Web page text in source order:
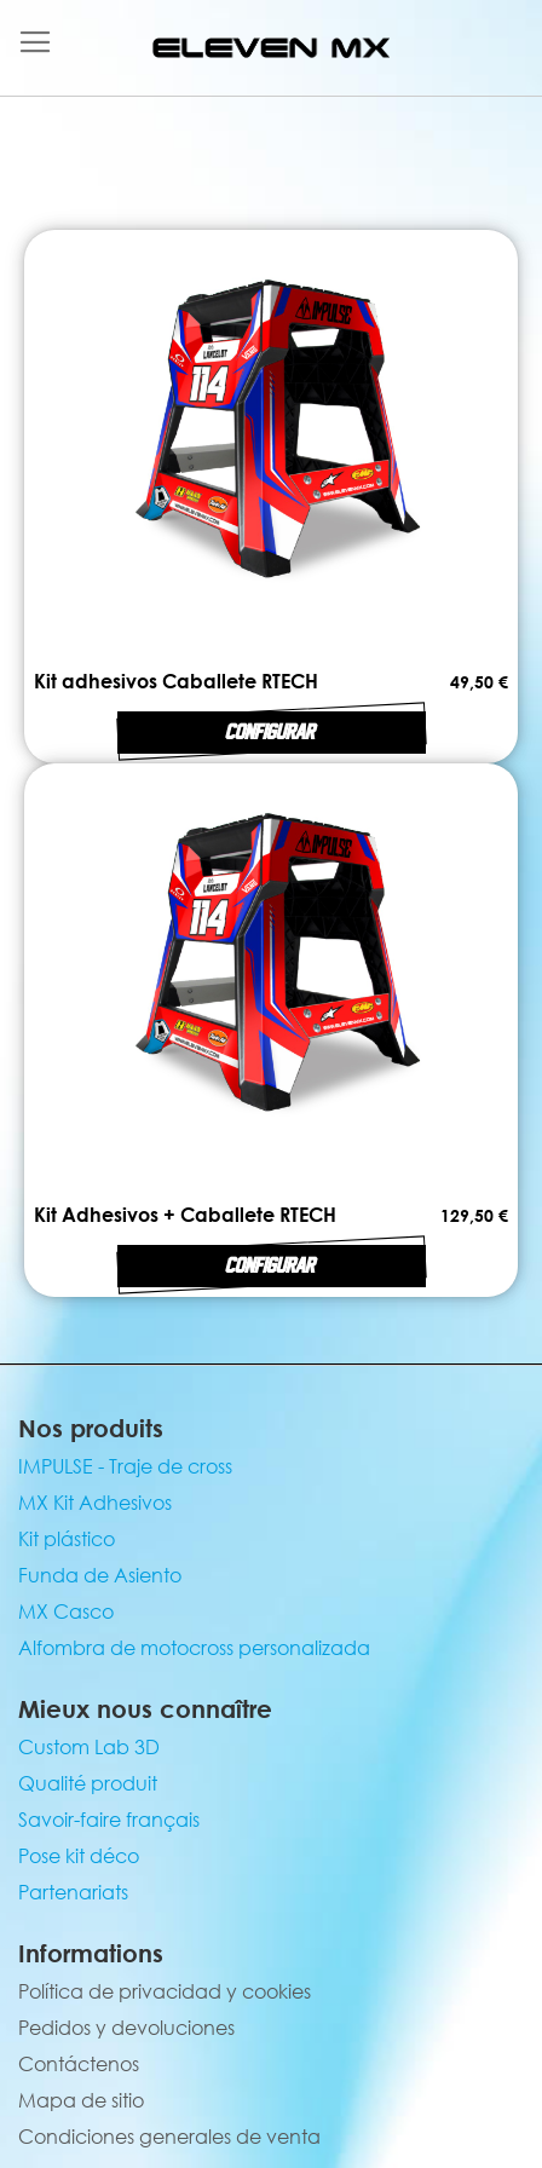
al
contenido
Kit adhesivos Caballete RTECH 49,50 €
CONFIGURAR
Kit Adhesivos + Caballete RTECH 129,50 €
CONFIGURAR
Nos produits
IMPULSE - Traje de cross
MX Kit Adhesivos
Kit plástico
Funda de Asiento
MX Casco
Alfombra de motocross personalizada
Mieux nous connaître
Custom Lab 3D
Qualité produit
Savoir-faire français
Pose kit déco
Partenariats
Informations
Política de privacidad y cookies
Pedidos y devoluciones
Contáctenos
Mapa de sitio
Condiciones generales de venta